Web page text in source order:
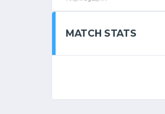
MATCH STATS